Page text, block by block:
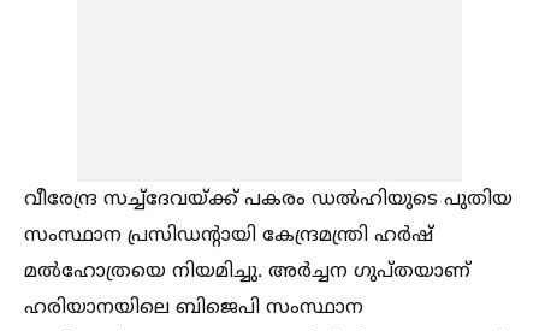
വീരേന്ദ്ര സച്ച്‌ദേവയ്‌ക്ക് പകരം ഡല്‍ഹിയുടെ പുതിയ
സംസ്ഥാന പ്രസിഡന്റായി കേന്ദ്രമന്ത്രി ഹര്‍ഷ്
മല്‍ഹോത്രയെ നിയമിച്ചു. അര്‍ച്ചന ഗുപ്തയാണ്
ഹരിയാനയിലെ ബിജെപി സംസ്ഥാന